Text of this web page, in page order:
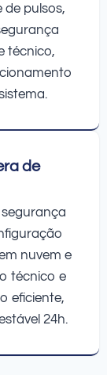
de pulsos,
técnico,
de
nuvem e
técnico e
eficiente,
24h.